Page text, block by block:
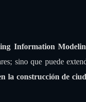
Information
sino que puede
la construcción de